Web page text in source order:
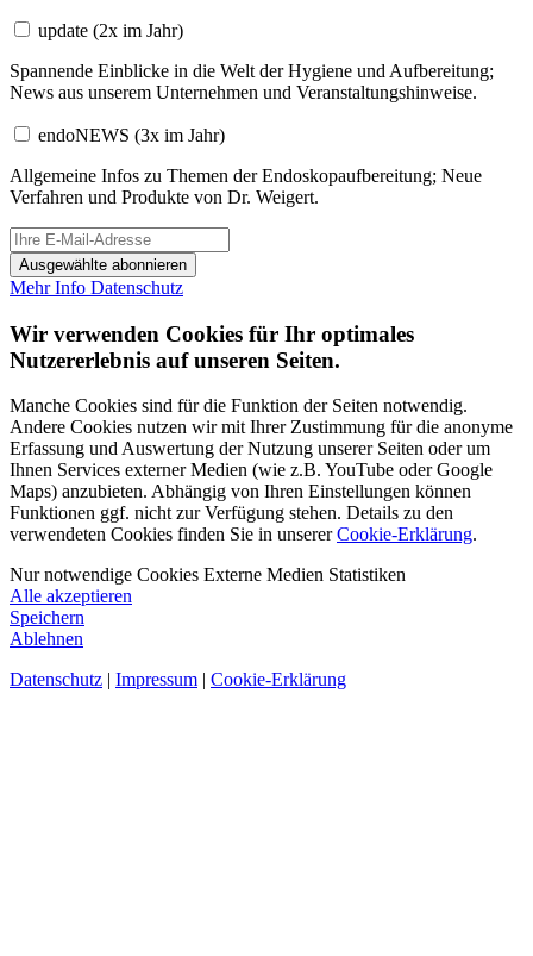
update (2x im Jahr)
Spannende Einblicke in die Welt der Hygiene und Aufbereitung;
News aus unserem Unternehmen und Veranstaltungshinweise.
endoNEWS (3x im Jahr)
Allgemeine Infos zu Themen der Endoskopaufbereitung; Neue
Verfahren und Produkte von Dr. Weigert.
Ausgewählte abonnieren
Mehr Info Datenschutz
Wir verwenden Cookies für Ihr optimales
Nutzererlebnis auf unseren Seiten.
Manche Cookies sind für die Funktion der Seiten notwendig.
Andere Cookies nutzen wir mit Ihrer Zustimmung für die anonyme
Erfassung und Auswertung der Nutzung unserer Seiten oder um
Ihnen Services externer Medien (wie z.B. YouTube oder Google
Maps) anzubieten. Abhängig von Ihren Einstellungen können
Funktionen ggf. nicht zur Verfügung stehen. Details zu den
verwendeten Cookies finden Sie in unsererCookie-Erklärung.
Nur notwendige Cookies Externe Medien Statistiken
Alle akzeptieren
Speichern
Ablehnen
Datenschutz | Impressum | Cookie-Erklärung